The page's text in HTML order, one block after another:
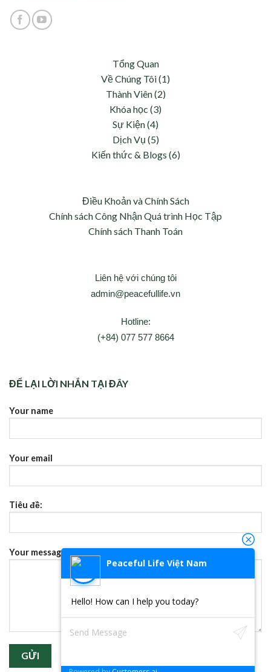
Tổng Quan
Về Chúng Tôi (1)
Thành Viên (2)
Khóa học (3)
Sự Kiện (4)
Dịch Vụ (5)
Kiến thức & Blogs (6)
Điều Khoản và Chính Sách
Chính sách Công Nhận Quá trình Học Tập
Chính sách Thanh Toán
Liên hệ với chúng tôi
admin@peacefullife.vn
Hotline:
(+84) 077 577 8664
ĐỂ LẠI LỜI NHẮN TẠI ĐÂY
Your name
Your email
Tiêu đề:
Your message (không bắt buộc)
Peaceful Life Việt Nam
Hello! How can I help you today?